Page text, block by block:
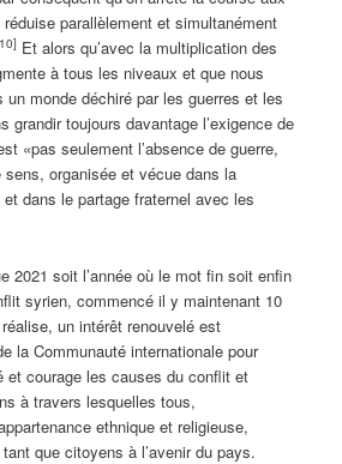
réduise parallèlement et simultanément
Et alors qu’avec la multiplication des
à tous les niveaux et que nous
monde déchiré par les guerres et les
grandir toujours davantage l’exigence de
«pas seulement l’absence de guerre,
organisée et vécue dans la
dans le partage fraternel avec les
2021 soit l’année où le mot fin soit enfin
syrien, commencé il y maintenant 10
un intérêt renouvelé est
la Communauté internationale pour
et courage les causes du conflit et
à travers lesquelles tous,
ethnique et religieuse,
que citoyens à l’avenir du pays.